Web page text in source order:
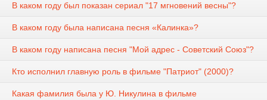
В каком году был показан сериал "17 мгновений весны"?
В каком году была написана песня «Калинка»?
В каком году написана песня "Мой адрес - Советский Союз"?
Кто исполнил главную роль в фильме "Патриот" (2000)?
Какая фамилия была у Ю. Никулина в фильме